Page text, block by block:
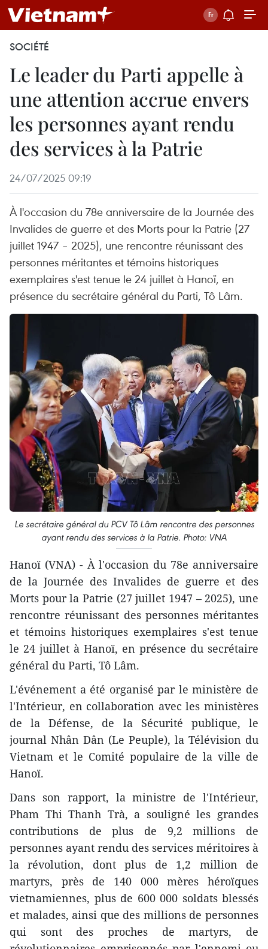
SOCIÉTÉ
Le leader du Parti appelle à
une attention accrue envers
les personnes ayant rendu
des services à la Patrie
24/07/2025 09:19
À l'occasion du 78e anniversaire de la Journée des
Invalides de guerre et des Morts pour la Patrie (27
juillet 1947 – 2025), une rencontre réunissant des
personnes méritantes et témoins historiques
exemplaires s'est tenue le 24 juillet à Hanoï, en
présence du secrétaire général du Parti, Tô Lâm.
Le secrétaire général du PCV Tô Lâm rencontre des personnes
ayant rendu des services à la Patrie. Photo: VNA
Hanoï (VNA) - À l'occasion du 78e anniversaire
de la Journée des Invalides de guerre et des
Morts pour la Patrie (27 juillet 1947 – 2025), une
rencontre réunissant des personnes méritantes
et témoins historiques exemplaires s'est tenue
le 24 juillet à Hanoï, en présence du secrétaire
général du Parti, Tô Lâm.
L'événement a été organisé par le ministère de
l'Intérieur, en collaboration avec les ministères
de la Défense, de la Sécurité publique, le
journal Nhân Dân (Le Peuple), la Télévision du
Vietnam et le Comité populaire de la ville de
Hanoï.
Dans son rapport, la ministre de l'Intérieur,
Pham Thi Thanh Trà, a souligné les grandes
contributions de plus de 9,2 millions de
personnes ayant rendu des services méritoires à
la révolution, dont plus de 1,2 million de
martyrs, près de 140 000 mères héroïques
vietnamiennes, plus de 600 000 soldats blessés
et malades, ainsi que des millions de personnes
qui sont des proches de martyrs, de